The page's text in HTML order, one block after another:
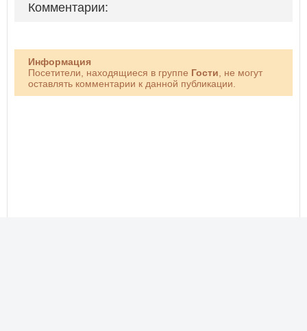
Комментарии:
Информация
Посетители, находящиеся в группе Гости , не могут
оставлять комментарии к данной публикации.